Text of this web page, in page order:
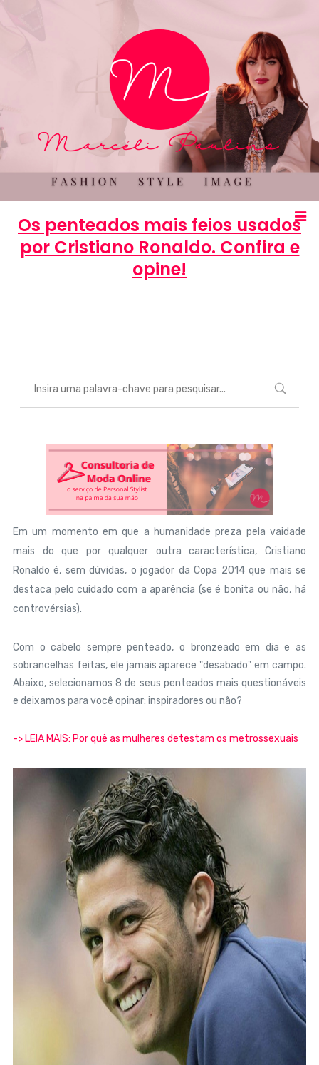
Os penteados mais feios usados
por Cristiano Ronaldo. Confira e
opine!
Em um momento em que a humanidade preza pela vaidade
mais do que por qualquer outra característica, Cristiano
Ronaldo é, sem dúvidas, o jogador da Copa 2014 que mais se
destaca pelo cuidado com a aparência (se é bonita ou não, há
controvérsias).
Com o cabelo sempre penteado, o bronzeado em dia e as
sobrancelhas feitas, ele jamais aparece "desabado" em campo.
Abaixo, selecionamos 8 de seus penteados mais questionáveis
e deixamos para você opinar: inspiradores ou não?
-> LEIA MAIS: Por quê as mulheres detestam os metrossexuais